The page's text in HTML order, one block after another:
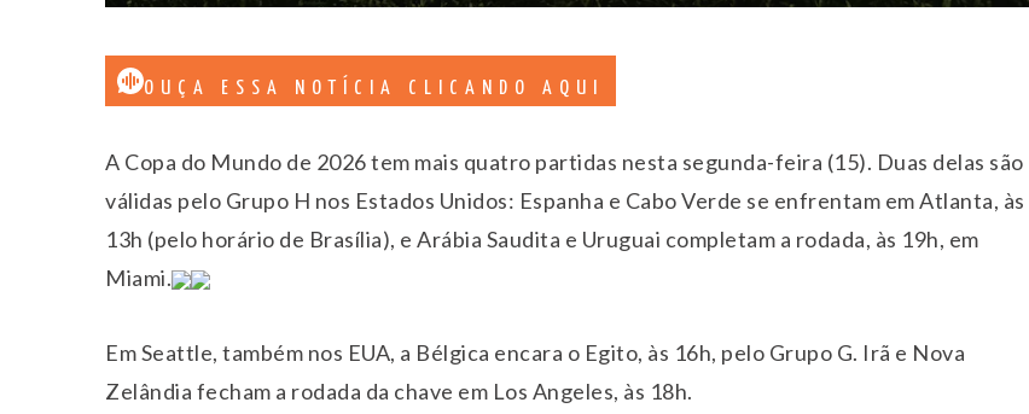
OUÇA ESSA NOTÍCIA CLICANDO AQUI
A Copa do Mundo de 2026 tem mais quatro partidas nesta segunda-feira (15). Duas delas são
válidas pelo Grupo H nos Estados Unidos: Espanha e Cabo Verde se enfrentam em Atlanta, às
13h (pelo horário de Brasília), e Arábia Saudita e Uruguai completam a rodada, às 19h, em
Miami.
Em Seattle, também nos EUA, a Bélgica encara o Egito, às 16h, pelo Grupo G. Irã e Nova
Zelândia fecham a rodada da chave em Los Angeles, às 18h.